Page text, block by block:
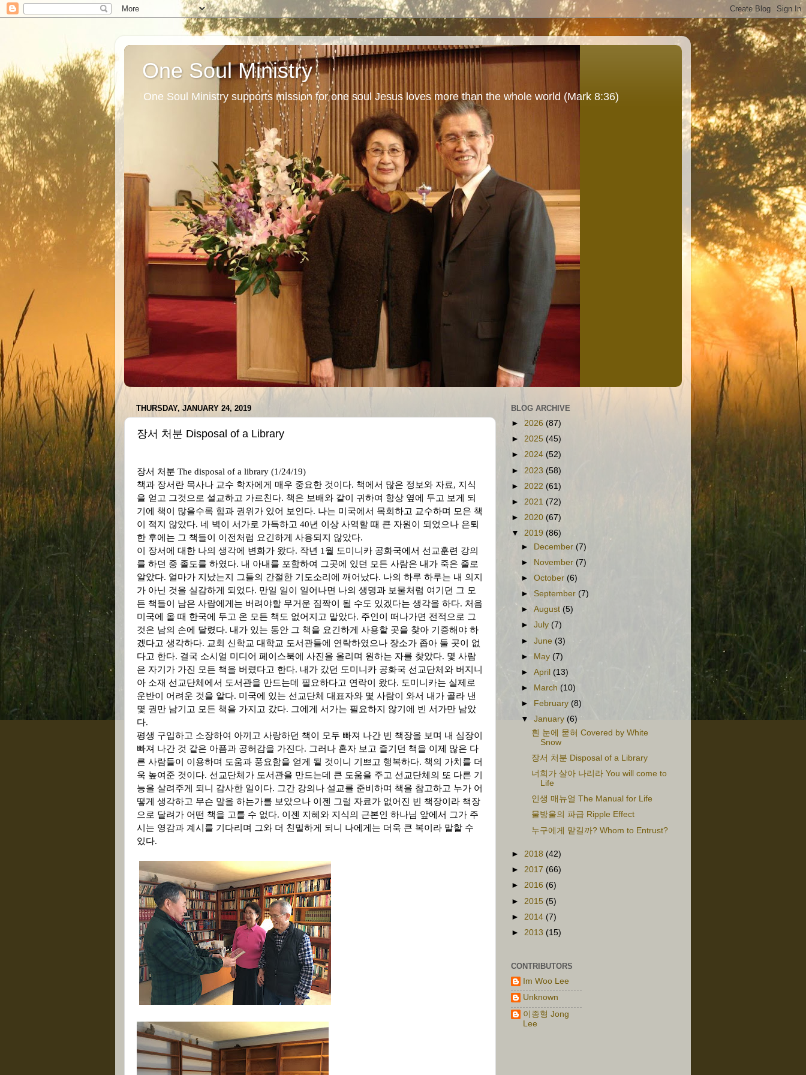
One Soul Ministry
One Soul Ministry supports mission for one soul Jesus loves more than the whole world (Mark 8:36)
THURSDAY, JANUARY 24, 2019
장서 처분 Disposal of a Library
장서 처분 The disposal of a library (1/24/19)
책과 장서란 목사나 교수 학자에게 매우 중요한 것이다. 책에서 많은 정보와 자료, 지식
을 얻고 그것으로 설교하고 가르친다. 책은 보배와 같이 귀하여 항상 옆에 두고 보게 되
기에 책이 많을수록 힘과 권위가 있어 보인다. 나는 미국에서 목회하고 교수하며 모은 책
이 적지 않았다. 네 벽이 서가로 가득하고 40년 이상 사역할 때 큰 자원이 되었으나 은퇴
한 후에는 그 책들이 이전처럼 요긴하게 사용되지 않았다.
이 장서에 대한 나의 생각에 변화가 왔다. 작년 1 월 도미니카 공화국에서 선교훈련 강의
를 하던 중 졸도를 하였다. 내 아내를 포함하여 그곳에 있던 모든 사람은 내가 죽은 줄로
알았다. 얼마가 지났는지 그들의 간절한 기도소리에 깨어났다. 나의 하루 하루는 내 의지
가 아닌 것을 실감하게 되었다. 만일 일이 일어나면 나의 생명과 보물처럼 여기던 그 모
든 책들이 남은 사람에게는 버려야할 무거운 짐짝이 될 수도 있겠다는 생각을 하다. 처음
미국에 올 때 한국에 두고 온 모든 책도 없어지고 말았다. 주인이 떠나가면 전적으로 그
것은 남의 손에 달렸다. 내가 있는 동안 그 책을 요긴하게 사용할 곳을 찾아 기증해야 하
겠다고 생각하다. 교회 신학교 대학교 도서관들에 연락하였으나 장소가 좁아 둘 곳이 없
다고 한다. 결국 소시얼 미디어 페이스북에 사진을 올리며 원하는 자를 찾았다. 몇 사람
은 자기가 가진 모든 책을 버렸다고 한다. 내가 갔던 도미니카 공화국 선교단체와 버지니
아 소재 선교단체에서 도서관을 만드는데 필요하다고 연락이 왔다. 도미니카는 실제로
운반이 어려운 것을 알다. 미국에 있는 선교단체 대표자와 몇 사람이 와서 내가 골라 낸
몇 권만 남기고 모든 책을 가지고 갔다. 그에게 서가는 필요하지 않기에 빈 서가만 남았
다.
평생 구입하고 소장하여 아끼고 사랑하던 책이 모두 빠져 나간 빈 책장을 보며 내 심장이
빠져 나간 것 같은 아픔과 공허감을 가진다. 그러나 혼자 보고 즐기던 책을 이제 많은 다
른 사람들이 이용하며 도움과 풍요함을 얻게 될 것이니 기쁘고 행복하다. 책의 가치를 더
욱 높여준 것이다. 선교단체가 도서관을 만드는데 큰 도움을 주고 선교단체의 또 다른 기
능을 살려주게 되니 감사한 일이다. 그간 강의나 설교를 준비하며 책을 참고하고 누가 어
떻게 생각하고 무슨 말을 하는가를 보았으나 이젠 그럴 자료가 없어진 빈 책장이라 책장
으로 달려가 어떤 책을 고를 수 없다. 이젠 지혜와 지식의 근본인 하나님 앞에서 그가 주
시는 영감과 계시를 기다리며 그와 더 친밀하게 되니 나에게는 더욱 큰 복이라 말할 수
있다.
BLOG ARCHIVE
► 2026 (87)
► 2025 (45)
► 2024 (52)
► 2023 (58)
► 2022 (61)
► 2021 (72)
► 2020 (67)
▼ 2019 (86)
►
December(7)
►
November(7)
►October (6)
►September(7)
►August(5)
►July(7)
►June(3)
► May (7)
►April (13)
►
March(10)
►
February(8)
▼January(6)
흰 눈에 묻혀 Covered by White
Snow
장서 처분 Disposal of a Library
너희가 살아 나리라 You will come to
Life
인생 매뉴얼 The Manual for Life
물방울의 파급 Ripple Effect
누구에게 맡길까? Whom to Entrust?
► 2018 (42)
► 2017 (66)
► 2016 (6)
► 2015 (5)
► 2014 (7)
► 2013 (15)
CONTRIBUTORS
Im Woo Lee
Unknown
이종형 Jong
Lee